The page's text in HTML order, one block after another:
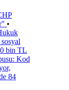
•
bin TL
Kod
84